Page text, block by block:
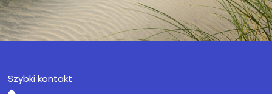
Szybki kontakt